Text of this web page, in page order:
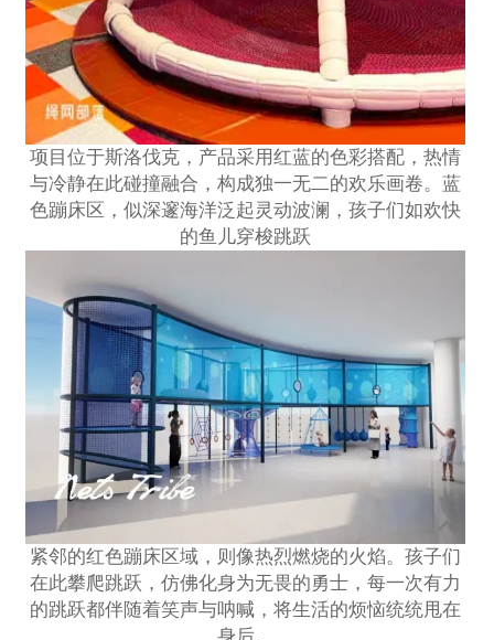
项目位于斯洛伐克，产品采用红蓝的色彩搭配，热情
与冷静在此碰撞融合，构成独一无二的欢乐画卷。蓝
色蹦床区，似深邃海洋泛起灵动波澜，孩子们如欢快
的鱼儿穿梭跳跃
紧邻的红色蹦床区域，则像热烈燃烧的火焰。孩子们
在此攀爬跳跃，仿佛化身为无畏的勇士，每一次有力
的跳跃都伴随着笑声与呐喊，将生活的烦恼统统甩在
身后。